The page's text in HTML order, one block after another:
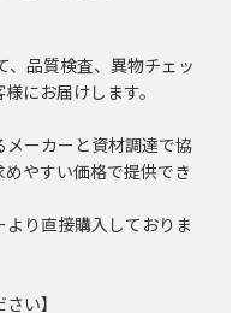
、品質検査、異物チェッ
にお届けします。
ーカーと資材調達で協
やすい価格で提供でき
り直接購入しておりま
い】